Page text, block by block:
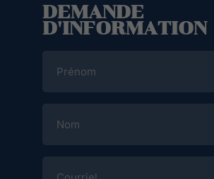
DEMANDE
D'INFORMATION